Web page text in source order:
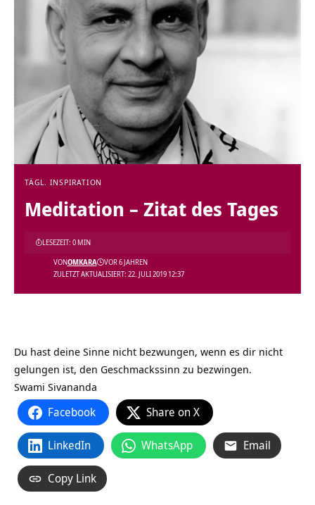
TÄGL. INSPIRATION
Meditation – Zitat des Tages
ZULETZT AKTUALISIERT: 22. JULI 2019 12:37
VONOMKARA VOR 6 JAHREN
LESEZEIT: 0 MIN
Du hast deine Sinne nicht bezwungen, wenn es dir nicht
gelungen ist, den Geschmackssinn zu bezwingen.
Swami Sivananda
Facebook Share on X
LinkedIn WhatsApp Email
Copy Link